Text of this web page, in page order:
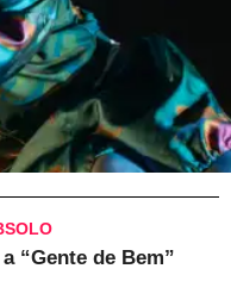
“Gente de Bem”